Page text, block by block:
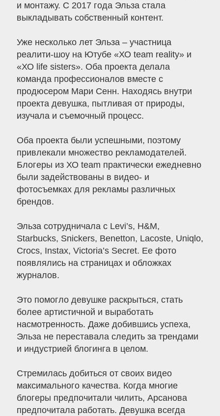
и монтажу. С 2017 года Эльза стала
выкладывать собственный контент.
Уже несколько лет Эльза – участница
реалити-шоу на Ютубе «ХО team reality» и
«ХО life sisters». Оба проекта делала
команда профессионалов вместе с
продюсером Мари Сенн. Находясь внутри
проекта девушка, пытливая от природы,
изучала и съемочный процесс.
Оба проекта были успешными, поэтому
привлекали множество рекламодателей.
Блогеры из ХО team практически ежедневно
были задействованы в видео- и
фотосъемках для рекламы различных
брендов.
Эльза сотрудничала с Levi’s, H&M,
Starbucks, Snickers, Benetton, Lacoste, Uniqlo,
Crocs, Instax, Victoria’s Secret. Ее фото
появлялись на страницах и обложках
журналов.
Это помогло девушке раскрыться, стать
более артистичной и выработать
насмотренность. Даже добившись успеха,
Эльза не переставала следить за трендами
и индустрией блогинга в целом.
Стремилась добиться от своих видео
максимального качества. Когда многие
блогеры предпочитали чилить, Арсанова
предпочитала работать. Девушка всегда